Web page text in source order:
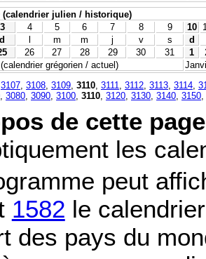
(calendrier julien / historique)
3 4 5 6 7 8 9 10
d l m m j v s d
26 27 28 29 30 31 1
grégorien / actuel)
3107 3108 3109 3110 3111 3112 3113 3114
3080 3090 3100 3110 3120 3130 3140 3150
de cette page
les
peut
1582 le
des pays du